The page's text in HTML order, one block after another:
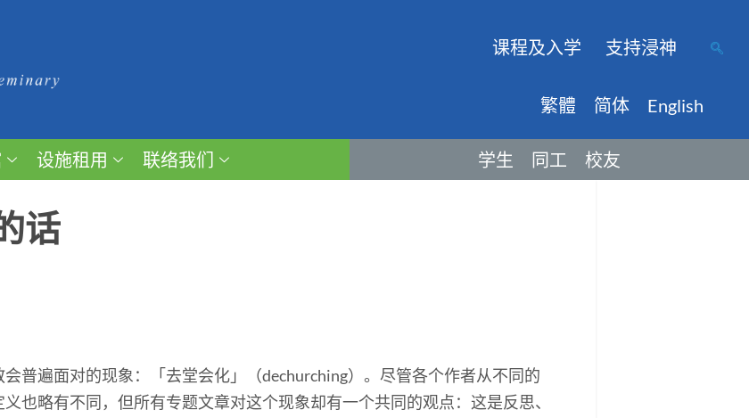
课程及入学 支持浸神
繁體 简体 English
设施租用 联络我们 学生 同工 校友
话
普遍面对的现象：「去堂会化」（dechurching）。尽管各个作者从不同的
也略有不同，但所有专题文章对这个现象却有一个共同的观点：这是反思、